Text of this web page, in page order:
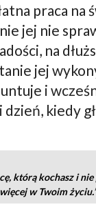
praca na
jej nie
na
jej
i
kiedy
którą kochasz i
w Twoim